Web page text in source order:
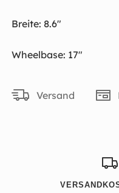
Breite: 8.6"
Wheelbase: 17"
Versand